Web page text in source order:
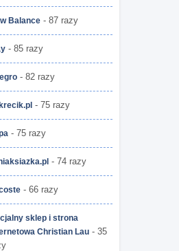
Balance - 87 razy
- 85 razy
- 82 razy
- 75 razy
- 75 razy
- 74 razy
- 66 razy
sklep i strona
Christian Lau - 35